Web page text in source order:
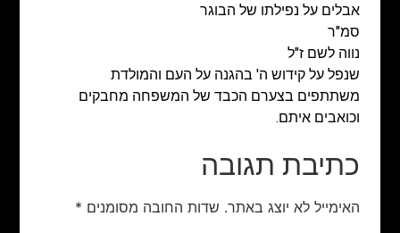
אבלים על נפילתו של הבוגר
סמ"ר
נווה לשם ז"ל
שנפל על קידוש ה' בהגנה על העם והמולדת
משתתפים בצערם הכבד של המשפחה מחבקים
וכואבים איתם.
כתיבת תגובה
האימייל לא יוצג באתר. שדות החובה מסומנים *